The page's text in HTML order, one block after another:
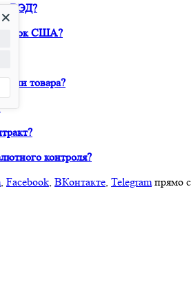
ВЭД?
рынок США?
товара?
контроля?
, Facebook, ВКонтакте, Telegramпрямо